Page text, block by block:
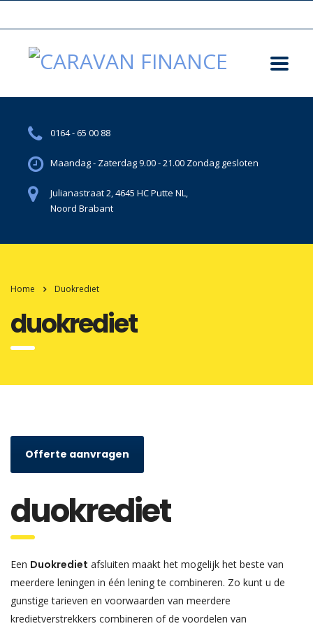
0164 - 65 00 88
Maandag - Zaterdag 9.00 - 21.00 Zondag gesloten
Julianastraat 2, 4645 HC Putte NL,
Noord Brabant
Home Duokrediet
duokrediet
Offerte aanvragen
duokrediet
Een Duokrediet afsluiten maakt het mogelijk het beste van
meerdere leningen in één lening te combineren. Zo kunt u de
gunstige tarieven en voorwaarden van meerdere
kredietverstrekkers combineren of de voordelen van